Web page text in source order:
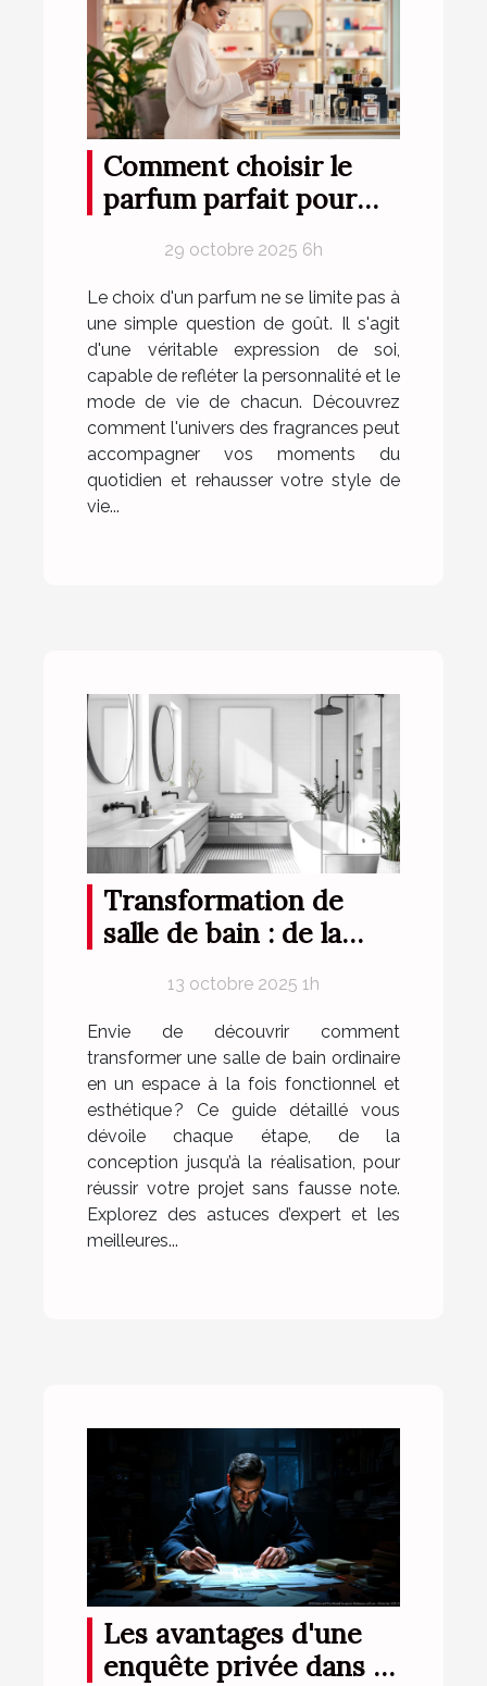
Comment choisir le
parfum parfait pour
29 octobre 2025 6h
Le choix d'un parfum ne se limite pas à
une simple question de goût. Il s'agit
d'une véritable expression de soi,
capable de refléter la personnalité et le
mode de vie de chacun. Découvrez
comment l'univers des fragrances peut
accompagner vos moments du
quotidien et rehausser votre style de
vie...
Transformation de
salle de bain : de la
réalisation
13 octobre 2025 1h
Envie de découvrir comment
transformer une salle de bain ordinaire
en un espace à la fois fonctionnel et
esthétique ? Ce guide détaillé vous
dévoile chaque étape, de la
conception jusqu’à la réalisation, pour
réussir votre projet sans fausse note.
Explorez des astuces d’expert et les
meilleures...
Les avantages d'une
enquête privée dans la